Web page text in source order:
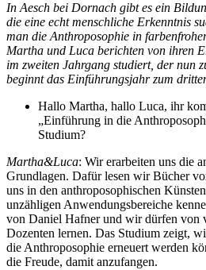
In Aesch bei Dornach gibt es ein
die eine echt menschliche Erkenntnis
man die Anthroposophie in
Martha und Luca berichten von ihren
im zweiten Jahrgang studiert, der nun
beginnt das Einführungsjahr zum
Hallo Martha, hallo Luca, ihr
„Einführung in die
Studium?
Martha&Luca: Wir erarbeiten uns die
Grundlagen. Dafür lesen wir Bücher
uns in den anthroposophischen
unzähligen Anwendungsbereiche
von Daniel Hafner und wir dürfen von
Dozenten lernen. Das Studium zeigt,
die Anthroposophie erneuert werden
die Freude, damit anzufangen.